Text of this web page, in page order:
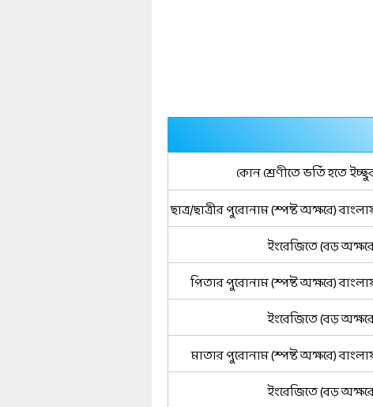
কোন শ্রেণীতে ভর্তি হতে
ছাত্র/ছাত্রীর পুরোনাম (স্পষ্ট অক্ষরে)
ইংরেজিতে (বড়
পিতার পুরোনাম (স্পষ্ট অক্ষরে)
ইংরেজিতে (বড়
মাতার পুরোনাম (স্পষ্ট অক্ষরে)
ইংরেজিতে (বড়